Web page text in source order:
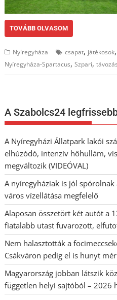
TOVÁBB OLVASOM
Nyíregyháza csapat, játékosok,
Nyíregyháza-Spartacus,Szpari,távozás
A Szabolcs24
A Nyíregyházi Állatpark lakói
elhúzódó, intenzív hőhullám,
megváltozik (VIDEÓVAL)
A nyíregyháziak is jól spórolnak
város vízellátása megfelelő
Alaposan összetört két autót a
fiatalabb utast fuvarozott,
Nem halasztották a
Csákváron pedig el is hunyt
Magyarország jobban látszik
független helyi sajtóból – 2026